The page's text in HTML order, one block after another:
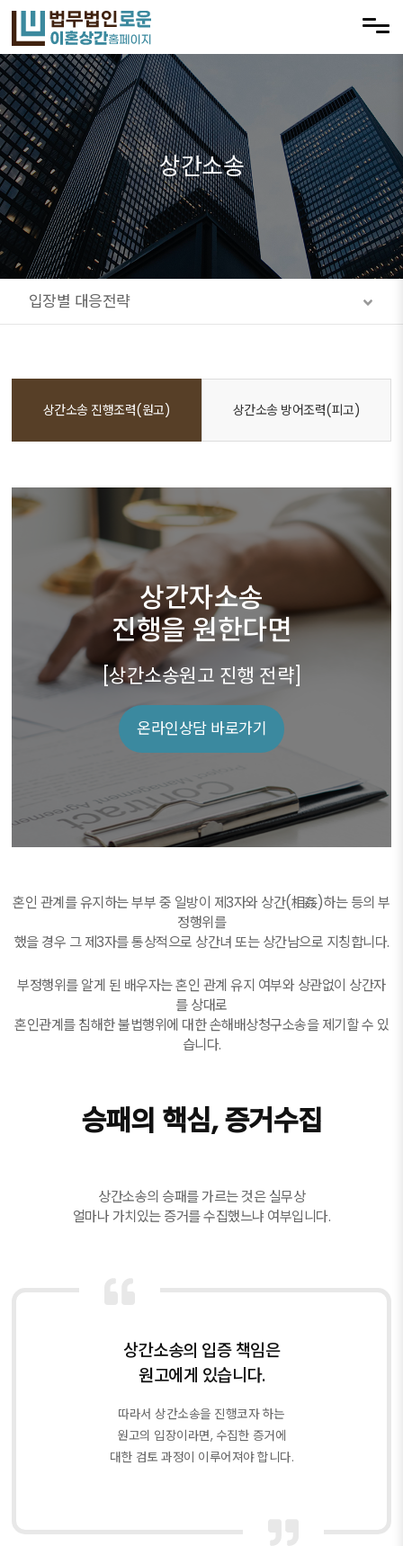
메뉴 건너뛰기
상간소송
입장별 대응전략
상간소송 진행조력(원고) 상간소송 방어조력(피고)
상간자소송
진행을 원한다면
[상간소송원고 진행 전략]
온라인상담 바로가기
혼인 관계를 유지하는 부부 중 일방이 제3자와 상간(相姦)하는 등의 부
정행위를
했을 경우 그 제3자를 통상적으로 상간녀 또는 상간남으로 지칭합니다.
부정행위를 알게 된 배우자는 혼인 관계 유지 여부와 상관없이 상간자
를 상대로
혼인관계를 침해한 불법행위에 대한 손해배상청구소송을 제기할 수 있
습니다.
승패의 핵심, 증거수집
상간소송의 승패를 가르는 것은 실무상
얼마나 가치있는 증거를 수집했느냐 여부입니다.
상간소송의 입증 책임은
원고에게 있습니다.
따라서 상간소송을 진행코자 하는
원고의 입장이라면, 수집한 증거에
대한 검토 과정이 이루어져야 합니다.